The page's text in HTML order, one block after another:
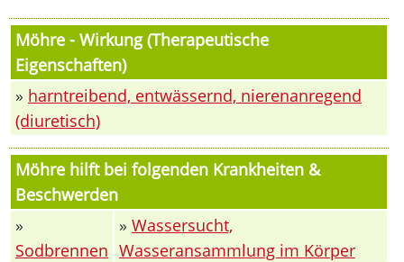
Möhre - Wirkung (Therapeutische
Eigenschaften)
» harntreibend, entwässernd, nierenanregend
(diuretisch)
Möhre hilft bei folgenden Krankheiten &
Beschwerden
»
Sodbrennen
» Wassersucht,
Wasseransammlung im Körper